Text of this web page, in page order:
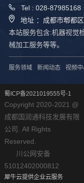
Tel : 028-87985168
地址 ：成都市郫都区
本站服务包含:机器视觉
械加工服务等等。
服务领域 新闻动态 视频
蜀ICP备2021019555号-1
Copyright 2020-2021 @
成都国润通科技发展有限
公司. All Rights
Reserved.
川公网安备
51012402000812
犀牛云提供企业云服务